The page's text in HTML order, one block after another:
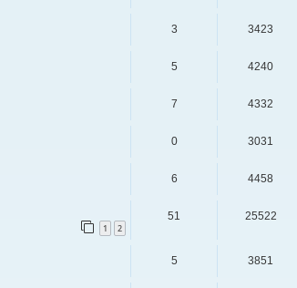
3 3423
5 4240
7 4332
0 3031
6 4458
1 2
51 25522
5 3851